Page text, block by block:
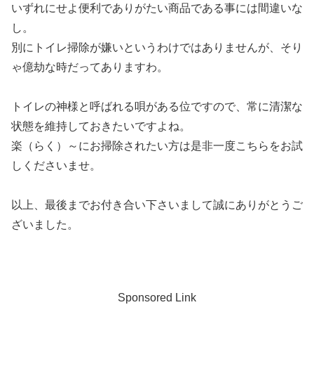
いずれにせよ便利でありがたい商品である事には間違いな
し。
別にトイレ掃除が嫌いというわけではありませんが、そり
ゃ億劫な時だってありますわ。
トイレの神様と呼ばれる唄がある位ですので、常に清潔な
状態を維持しておきたいですよね。
楽（らく）～にお掃除されたい方は是非一度こちらをお試
しくださいませ。
以上、最後までお付き合い下さいまして誠にありがとうご
ざいました。
Sponsored Link